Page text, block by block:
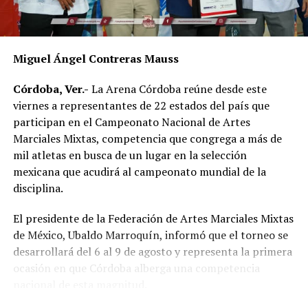
Miguel Ángel Contreras Mauss
Córdoba, Ver.- La Arena Córdoba reúne desde este
viernes a representantes de 22 estados del país que
participan en el Campeonato Nacional de Artes
Marciales Mixtas, competencia que congrega a más de
mil atletas en busca de un lugar en la selección
mexicana que acudirá al campeonato mundial de la
disciplina.
El presidente de la Federación de Artes Marciales Mixtas
de México, Ubaldo Marroquín, informó que el torneo se
desarrollará del 6 al 9 de agosto y representa la primera
ocasión en que Córdoba alberga una competencia